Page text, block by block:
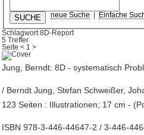
neue Suche Einfache
Schlagwort 8D-Report
5 Treffer
Seite< 1 >
Jung, Berndt: 8D - systematisch
/ Berndt Jung, Stefan Schweißer,
123 Seiten : Illustrationen; 17 cm -
ISBN 978-3-446-44647-2 / 3-446-